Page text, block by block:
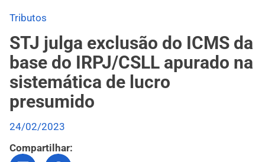
Tributos
STJ julga exclusão do ICMS da
base do IRPJ/CSLL apurado na
sistemática de lucro
presumido
24/02/2023
Compartilhar: